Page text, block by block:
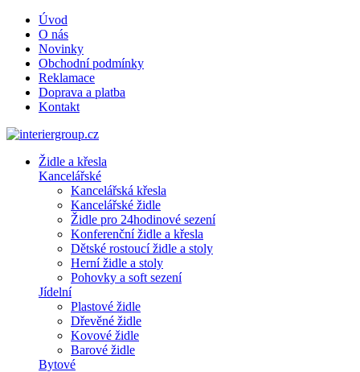
Úvod
O nás
Novinky
Obchodní podmínky
Reklamace
Doprava a platba
Kontakt
Židle a křesla
Kancelářské
Kancelářská křesla
Kancelářské židle
Židle pro 24hodinové sezení
Konferenční židle a křesla
Dětské rostoucí židle a stoly
Herní židle a stoly
Pohovky a soft sezení
Jídelní
Plastové židle
Dřevěné židle
Kovové židle
Barové židle
Bytové